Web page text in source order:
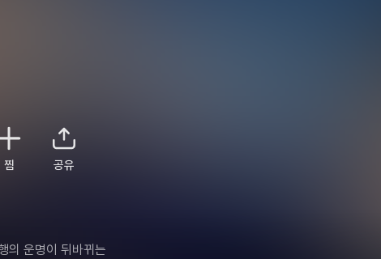
찜 공유
의 운명이 뒤바뀌는